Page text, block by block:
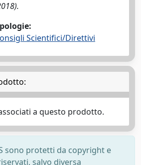
Scientifici/Direttivi
a questo prodotto.
sono protetti da copyright e
salvo diversa